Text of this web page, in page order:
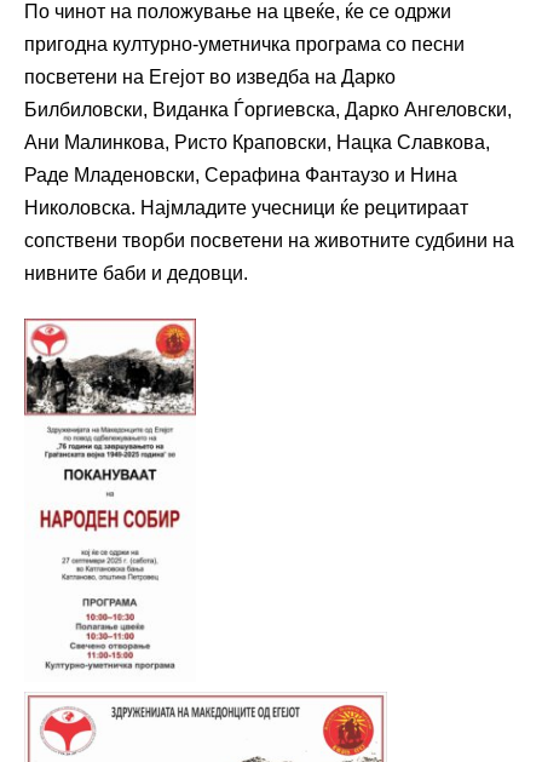
По чинот на положување на цвеќе, ќе се одржи
пригодна културно-уметничка програма со песни
посветени на Егејот во изведба на Дарко
Билбиловски, Виданка Ѓоргиевска, Дарко Ангеловски,
Ани Малинкова, Ристо Краповски, Нацка Славкова,
Раде Младеновски, Серафина Фантаузо и Нина
Николовска. Најмладите учесници ќе рецитираат
сопствени творби посветени на животните судбини на
нивните баби и дедовци.